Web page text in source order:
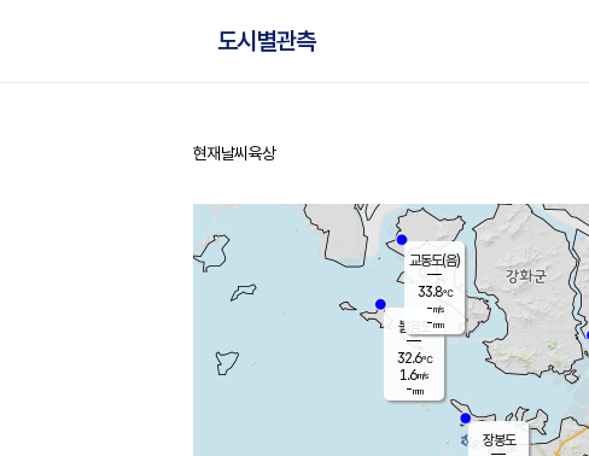
도시별관측
홈
현재날씨 육상
볼음도
32.6℃
1.6m/s
-mm
장봉도
교동도(음)
33.8℃
-m/s
-mm